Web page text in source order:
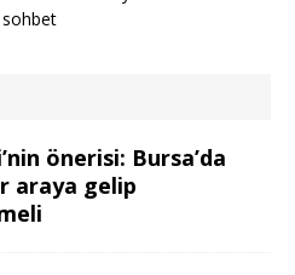
önerisi: Bursa’da
araya gelip